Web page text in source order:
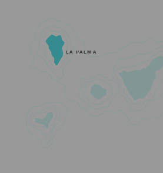
LA PALMA